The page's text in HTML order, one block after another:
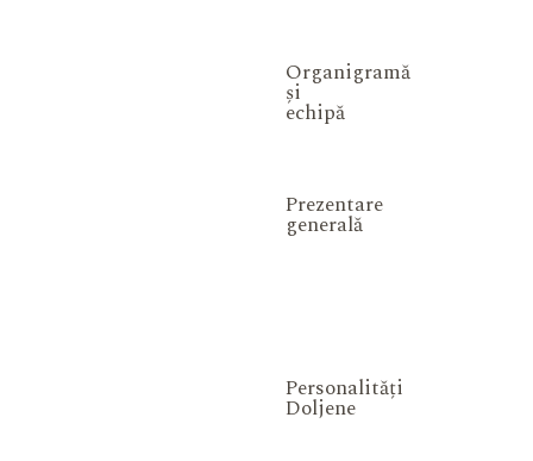
Organigramă
și
echipă
Prezentare
generală
Personalități
Doljene